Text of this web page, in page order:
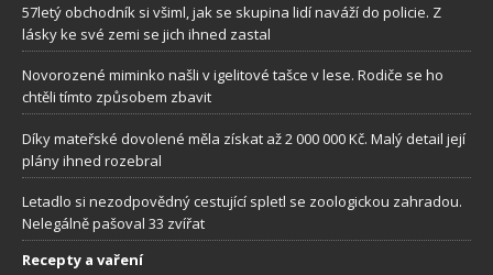
57letý obchodník si všiml, jak se skupina lidí naváží do policie. Z
lásky ke své zemi se jich ihned zastal
Novorozené miminko našli v igelitové tašce v lese. Rodiče se ho
chtěli tímto způsobem zbavit
Díky mateřské dovolené měla získat až 2 000 000 Kč. Malý detail její
plány ihned rozebral
Letadlo si nezodpovědný cestující spletl se zoologickou zahradou.
Nelegálně pašoval 33 zvířat
Recepty a vaření